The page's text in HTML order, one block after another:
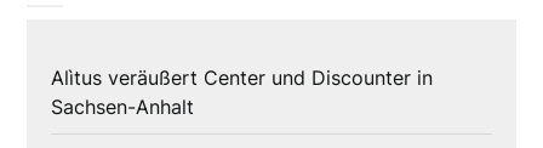
Alìtus veräußert Center und Discounter in
Sachsen-Anhalt